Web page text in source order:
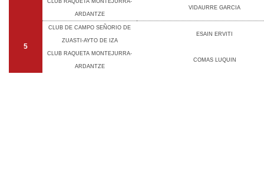
CLUB RAQUETA MONTEJURRA-
ARDANTZE
VIDAURRE GARCIA
5
CLUB DE CAMPO SEÑORIO DE
ZUASTI-AYTO DE IZA
ESAIN ERVITI
CLUB RAQUETA MONTEJURRA-
ARDANTZE
COMAS LUQUIN